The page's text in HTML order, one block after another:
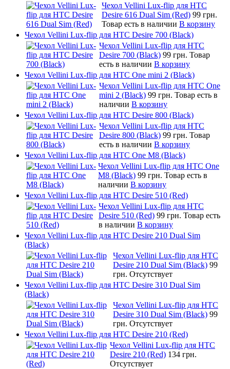
Чехол Vellini Lux-flip для HTC
Desire 616 Dual Sim (Red) 99 грн.
Товар есть в наличии В корзину
Чехол Vellini Lux-flip для HTC Desire 700 (Black)
Чехол Vellini Lux-flip для HTC
Desire 700 (Black) 99 грн. Товар
есть в наличии В корзину
Чехол Vellini Lux-flip для HTC One mini 2 (Black)
Чехол Vellini Lux-flip для HTC One
mini 2 (Black) 99 грн. Товар есть в
наличии В корзину
Чехол Vellini Lux-flip для HTC Desire 800 (Black)
Чехол Vellini Lux-flip для HTC
Desire 800 (Black) 99 грн. Товар
есть в наличии В корзину
Чехол Vellini Lux-flip для HTC One M8 (Black)
Чехол Vellini Lux-flip для HTC One
M8 (Black) 99 грн. Товар есть в
наличии В корзину
Чехол Vellini Lux-flip для HTC Desire 510 (Red)
Чехол Vellini Lux-flip для HTC
Desire 510 (Red) 99 грн. Товар есть
в наличии В корзину
Чехол Vellini Lux-flip для HTC Desire 210 Dual Sim
(Black)
Чехол Vellini Lux-flip для HTC
Desire 210 Dual Sim (Black) 99
грн. Отсутствует
Чехол Vellini Lux-flip для HTC Desire 310 Dual Sim
(Black)
Чехол Vellini Lux-flip для HTC
Desire 310 Dual Sim (Black) 99
грн. Отсутствует
Чехол Vellini Lux-flip для HTC Desire 210 (Red)
Чехол Vellini Lux-flip для HTC
Desire 210 (Red) 134 грн.
Отсутствует